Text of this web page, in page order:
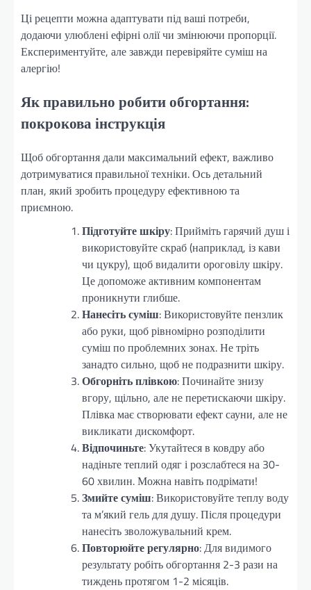
Ці рецепти можна адаптувати під ваші потреби,
додаючи улюблені ефірні олії чи змінюючи пропорції.
Експериментуйте, але завжди перевіряйте суміш на
алергію!
Як правильно робити обгортання:
покрокова інструкція
Щоб обгортання дали максимальний ефект, важливо
дотримуватися правильної техніки. Ось детальний
план, який зробить процедуру ефективною та
приємною.
Підготуйте шкіру: Прийміть гарячий душ і
використовуйте скраб (наприклад, із кави
чи цукру), щоб видалити ороговілу шкіру.
Це допоможе активним компонентам
проникнути глибше.
Нанесіть суміш: Використовуйте пензлик
або руки, щоб рівномірно розподілити
суміш по проблемних зонах. Не тріть
занадто сильно, щоб не подразнити шкіру.
Обгорніть плівкою: Починайте знизу
вгору, щільно, але не перетискаючи шкіру.
Плівка має створювати ефект сауни, але не
викликати дискомфорт.
Відпочиньте: Укутайтеся в ковдру або
надіньте теплий одяг і розслабтеся на 30-
60 хвилин. Можна навіть подрімати!
Змийте суміш: Використовуйте теплу воду
та м’який гель для душу. Після процедури
нанесіть зволожувальний крем.
Повторюйте регулярно: Для видимого
результату робіть обгортання 2-3 рази на
тиждень протягом 1-2 місяців.